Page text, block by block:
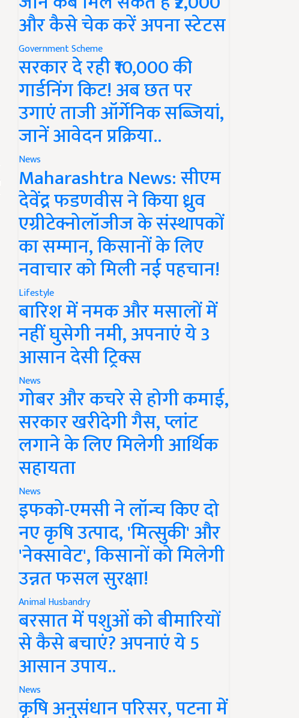
और कैसे चेक करें अपना स्टेटस
Government Scheme
सरकार दे रही ₹10,000 की
गार्डनिंग किट! अब छत पर
उगाएं ताजी ऑर्गेनिक सब्जियां,
जानें आवेदन प्रक्रिया..
News
Maharashtra News: सीएम
देवेंद्र फडणवीस ने किया ध्रुव
एग्रीटेक्नोलॉजीज के संस्थापकों
का सम्मान, किसानों के लिए
नवाचार को मिली नई पहचान!
Lifestyle
बारिश में नमक और मसालों में
नहीं घुसेगी नमी, अपनाएं ये 3
आसान देसी ट्रिक्स
News
गोबर और कचरे से होगी कमाई,
सरकार खरीदेगी गैस, प्लांट
लगाने के लिए मिलेगी आर्थिक
सहायता
News
इफको-एमसी ने लॉन्च किए दो
नए कृषि उत्पाद, 'मित्सुकी' और
'नेक्सावेट', किसानों को मिलेगी
उन्नत फसल सुरक्षा!
Animal Husbandry
बरसात में पशुओं को बीमारियों
से कैसे बचाएं? अपनाएं ये 5
आसान उपाय..
News
कृषि अनुसंधान परिसर, पटना में